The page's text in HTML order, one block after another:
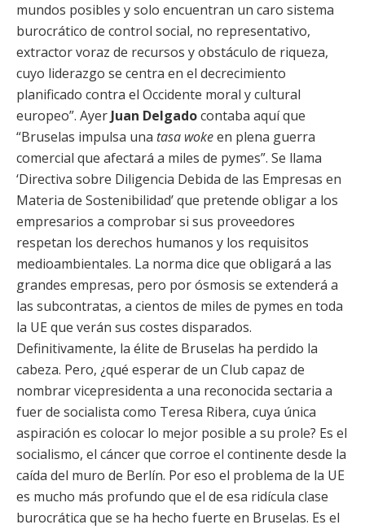
mundos posibles y solo encuentran un caro sistema
burocrático de control social, no representativo,
extractor voraz de recursos y obstáculo de riqueza,
cuyo liderazgo se centra en el decrecimiento
planificado contra el Occidente moral y cultural
europeo”. Ayer Juan Delgadocontaba aquí que
“Bruselas impulsa una tasa wokeen plena guerra
comercial que afectará a miles de pymes”. Se llama
‘Directiva sobre Diligencia Debida de las Empresas en
Materia de Sostenibilidad’ que pretende obligar a los
empresarios a comprobar si sus proveedores
respetan los derechos humanos y los requisitos
medioambientales. La norma dice que obligará a las
grandes empresas, pero por ósmosis se extenderá a
las subcontratas, a cientos de miles de pymes en toda
la UE que verán sus costes disparados.
Definitivamente, la élite de Bruselas ha perdido la
cabeza. Pero, ¿qué esperar de un Club capaz de
nombrar vicepresidenta a una reconocida sectaria a
fuer de socialista como Teresa Ribera, cuya única
aspiración es colocar lo mejor posible a su prole? Es el
socialismo, el cáncer que corroe el continente desde la
caída del muro de Berlín. Por eso el problema de la UE
es mucho más profundo que el de esa ridícula clase
burocrática que se ha hecho fuerte en Bruselas. Es el